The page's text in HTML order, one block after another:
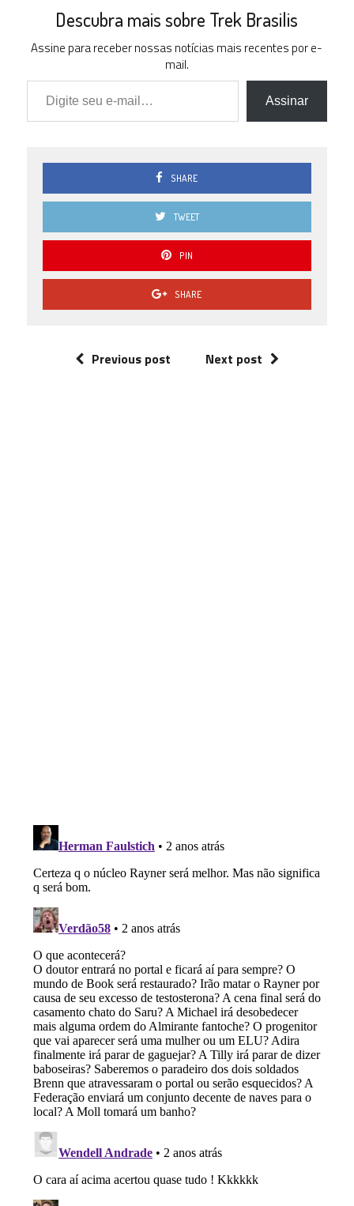
Descubra mais sobre Trek Brasilis
Assine para receber nossas notícias mais recentes por e-
mail.
Digite seu e-mail…
Assinar
SHARE
TWEET
PIN
SHARE
Previous post Next post